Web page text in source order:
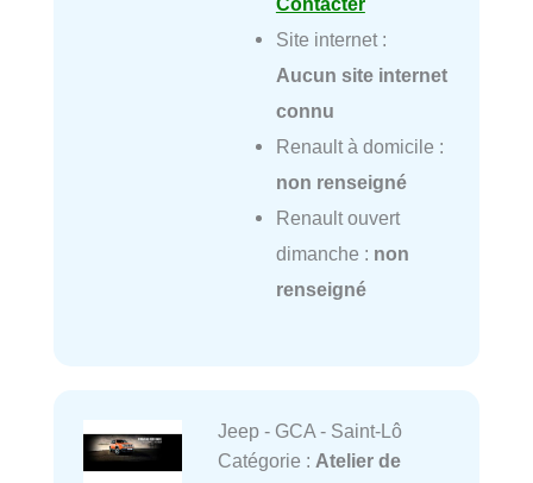
Site internet :
Aucun site internet
connu
Renault à domicile :
non renseigné
Renault ouvert
dimanche : non
renseigné
Jeep - GCA - Saint-Lô
Catégorie : Atelier de